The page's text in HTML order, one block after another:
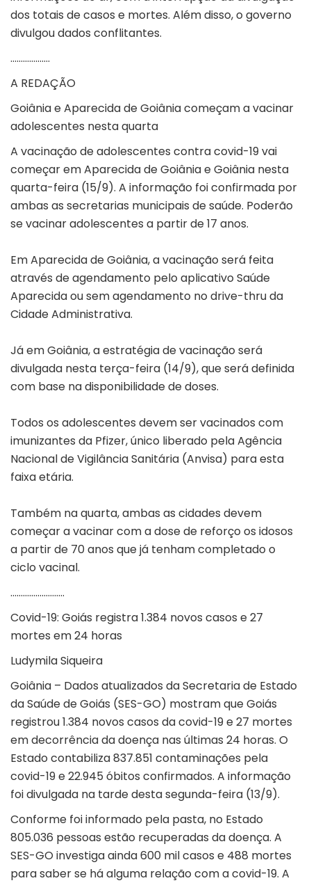
dos totais de casos e mortes. Além disso, o governo
divulgou dados conflitantes.
……………….
A REDAÇÃO
Goiânia e Aparecida de Goiânia começam a vacinar
adolescentes nesta quarta
A vacinação de adolescentes contra covid-19 vai
começar em Aparecida de Goiânia e Goiânia nesta
quarta-feira (15/9). A informação foi confirmada por
ambas as secretarias municipais de saúde. Poderão
se vacinar adolescentes a partir de 17 anos.
Em Aparecida de Goiânia, a vacinação será feita
através de agendamento pelo aplicativo Saúde
Aparecida ou sem agendamento no drive-thru da
Cidade Administrativa.
Já em Goiânia, a estratégia de vacinação será
divulgada nesta terça-feira (14/9), que será definida
com base na disponibilidade de doses.
Todos os adolescentes devem ser vacinados com
imunizantes da Pfizer, único liberado pela Agência
Nacional de Vigilância Sanitária (Anvisa) para esta
faixa etária.
Também na quarta, ambas as cidades devem
começar a vacinar com a dose de reforço os idosos
a partir de 70 anos que já tenham completado o
ciclo vacinal.
……………………..
Covid-19: Goiás registra 1.384 novos casos e 27
mortes em 24 horas
Ludymila Siqueira
Goiânia – Dados atualizados da Secretaria de Estado
da Saúde de Goiás (SES-GO) mostram que Goiás
registrou 1.384 novos casos da covid-19 e 27 mortes
em decorrência da doença nas últimas 24 horas. O
Estado contabiliza 837.851 contaminações pela
covid-19 e 22.945 óbitos confirmados. A informação
foi divulgada na tarde desta segunda-feira (13/9).
Conforme foi informado pela pasta, no Estado
805.036 pessoas estão recuperadas da doença. A
SES-GO investiga ainda 600 mil casos e 488 mortes
para saber se há alguma relação com a covid-19. A